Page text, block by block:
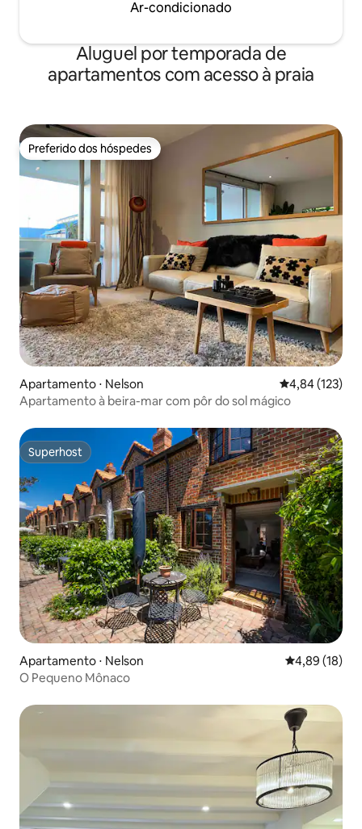
Ar-condicionado
Aluguel por temporada de
apartamentos com acesso à praia
Preferido dos hóspedes
Preferido dos hóspedes
Apartamento ⋅ Nelson 4,84 de uma
4,84 (123)
Apartamento à beira-mar com pôr do sol mágico
Superhost
Superhost
Apartamento ⋅ Nelson 4,89 de uma
4,89 (18)
O Pequeno Mônaco